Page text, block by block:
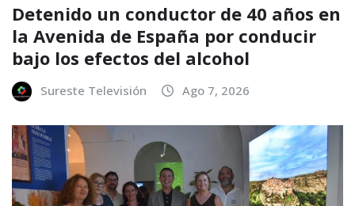
Detenido un conductor de 40 años en
la Avenida de España por conducir
bajo los efectos del alcohol
Sureste Televisión Ago 7, 2026